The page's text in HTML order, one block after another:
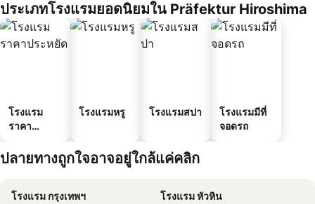
ประเภทโรงแรมยอดนิยมใน Präfektur Hiroshima
โรงแรม
ราคา
โรงแรมหรู โรงแรมสปา
โรงแรมมีที่
จอดรถ
ปลายทางถูกใจอาจอยู่ใกล้แค่คลิก
โรงแรม กรุงเทพฯ
โรงแรม หัวหิน